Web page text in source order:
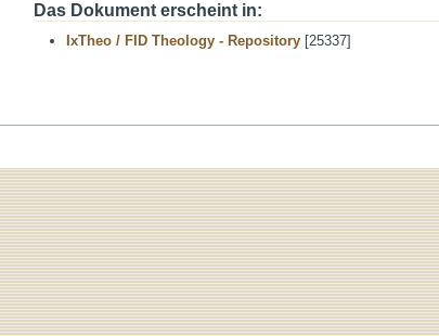
Das Dokument erscheint in:
IxTheo / FID Theology - Repository [25337]